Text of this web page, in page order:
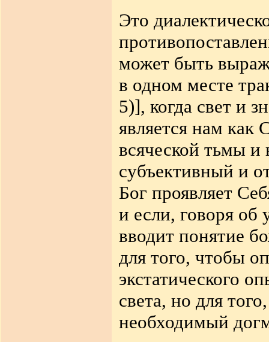
Это
может быть
в одном месте
5)], когда свет и
является нам как
всяческой тьмы и
субъективный и
Бог проявляет
и если, говоря об
вводит понятие
для того, чтобы
экстатического
света, но для
необходимый